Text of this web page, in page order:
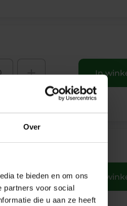
Over
te bieden en om ons
partners voor social
die u aan ze heeft
+ In
+ In